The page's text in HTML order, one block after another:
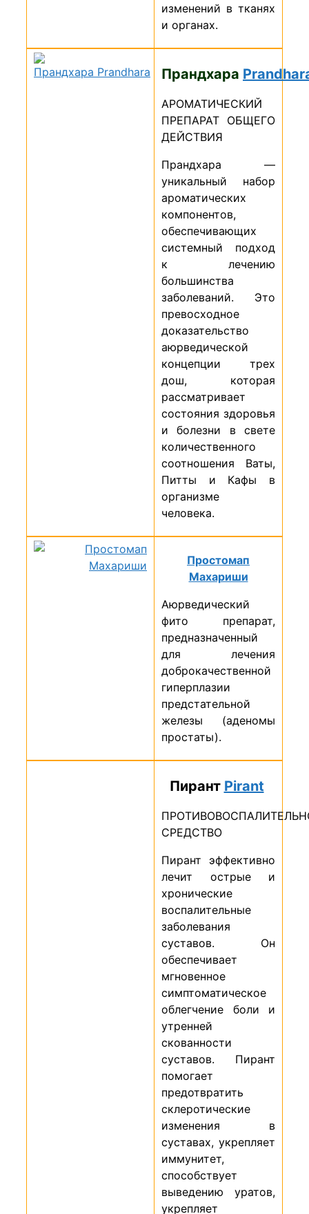
изменений в тканях
и органах.
Прандхара
АРОМАТИЧЕСКИЙ
ПРЕПАРАТ ОБЩЕГО
ДЕЙСТВИЯ
Прандхара —
уникальный набор
ароматических
компонентов,
обеспечивающих
системный подход
к лечению
большинства
заболеваний. Это
превосходное
доказательство
аюрведической
концепции трех
дош, которая
рассматривает
состояния здоровья
и болезни в свете
количественного
соотношения Ваты,
Питты и Кафы в
организме
человека.
Простомап
Махариши
Аюрведический
фито препарат,
предназначенный
для лечения
доброкачественной
гиперплазии
предстательной
железы (аденомы
простаты).
Пирант Pirant
СРЕДСТВО
Пирант эффективно
лечит острые и
хронические
воспалительные
заболевания
суставов. Он
обеспечивает
мгновенное
симптоматическое
облегчение боли и
утренней
скованности
суставов. Пирант
помогает
предотвратить
склеротические
изменения в
суставах, укрепляет
иммунитет,
способствует
выведению уратов,
укрепляет